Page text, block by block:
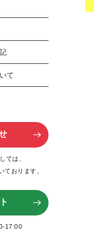
て
ては、
ております。
17:00